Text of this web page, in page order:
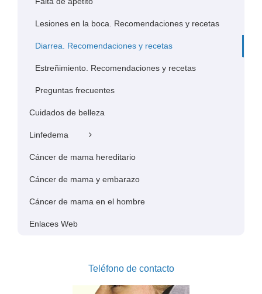
Lesiones en la boca. Recomendaciones y recetas
Diarrea. Recomendaciones y recetas
Estreñimiento. Recomendaciones y recetas
Preguntas frecuentes
Cuidados de belleza
Linfedema
Cáncer de mama hereditario
Cáncer de mama y embarazo
Cáncer de mama en el hombre
Enlaces Web
Teléfono de contacto